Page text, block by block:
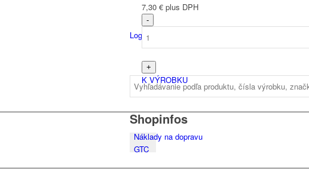
Login
7,30 € plus DPH
K VÝROBKU
Shopinfos
Náklady na dopravu
GTC